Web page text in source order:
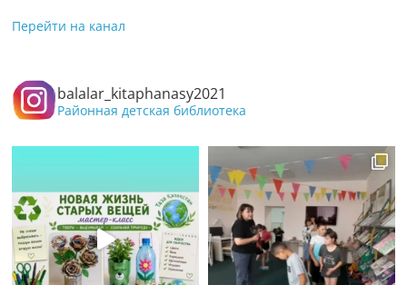
Перейти на канал
balalar_kitaphanasy2021
Районная детская библиотека